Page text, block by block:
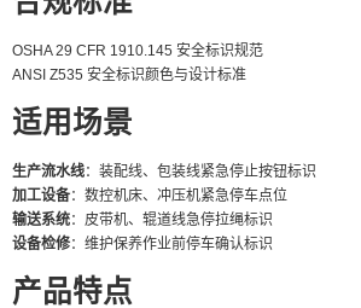
OSHA 29 CFR 1910.145 安全标识规范
ANSI Z535 安全标识颜色与设计标准
适用场景
生产流水线：装配线、包装线紧急停止按钮标识
加工设备：数控机床、冲压机紧急停车点位
输送系统：皮带机、辊道线急停拉绳标识
设备检修：维护保养作业前停车确认标识
产品特点